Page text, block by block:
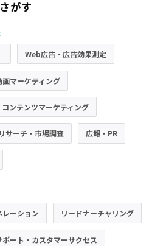
がす
Web広告・広告効果測定
画マーケティング
コンテンツマーケティング
リサーチ・市場調査 広報・PR
レーション リードナーチャリング
ポート・カスタマーサクセス